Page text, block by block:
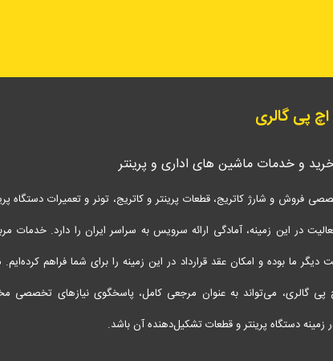
اچ پی گالری
و خدمات ماشین های اداری و پرینتر
فروش و شارژ کاتریج، قطعات پرینتر و کاتریج، تونر و تعمیرات دستگاه
فعالیت در این زمینه، آمادگی ارائه سرویس‌ به سراسر ایران را دارد. خدمات
دیگر ما بوده و امکان عقد قرارداد در این زمینه را برای شما فراهم کرده‌ایم.
گالری، می‌تواند به عنوان مرجعی کامل، پاسخگوی نیازهای تخصصی
زمینه دستگاه پرینتر و قطعات تشکیل‌دهنده آن باشد.